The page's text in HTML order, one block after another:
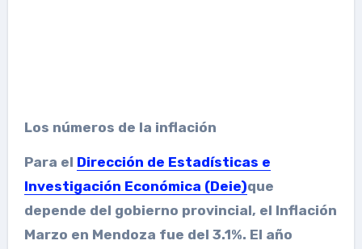
Los números de la inflación
Para el Dirección de Estadísticas e
Investigación Económica (Deie)que
depende del gobierno provincial, el Inflación
Marzo en Mendoza fue del 3.1%. El año